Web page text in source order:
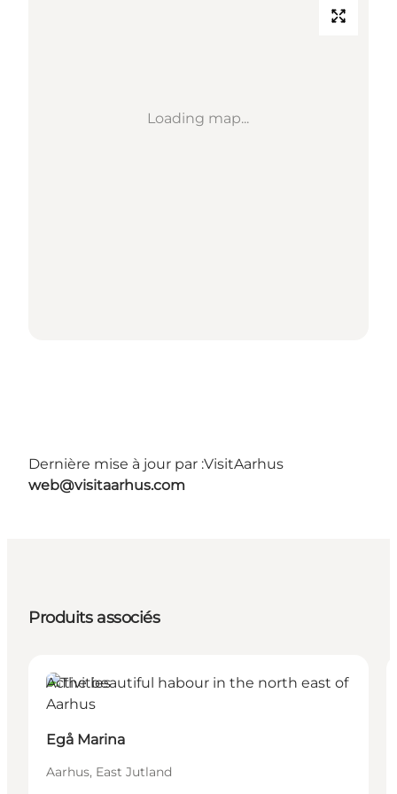
Loading map...
Dernière mise à jour par :VisitAarhus
web@visitaarhus.com
Produits associés
Activities
Egå Marina
Aarhus, East Jutland